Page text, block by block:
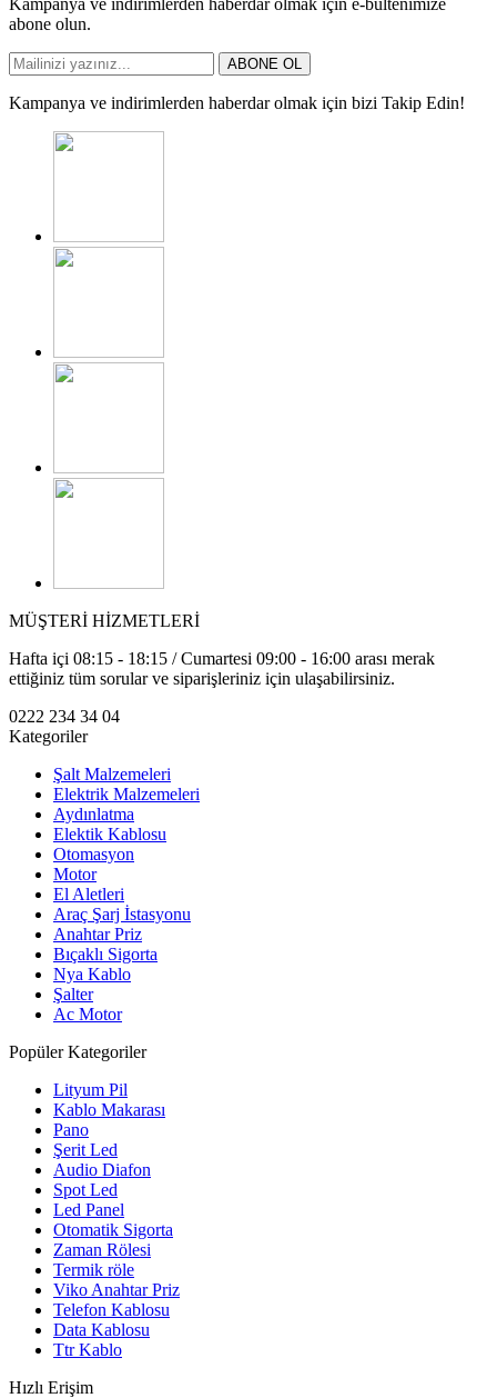
abone olun.
ABONE OL
Kampanya ve indirimlerden haberdar olmak için bizi Takip Edin!
MÜŞTERİ HİZMETLERİ
Hafta içi 08:15 - 18:15 / Cumartesi 09:00 - 16:00 arası merak
ettiğiniz tüm sorular ve siparişleriniz için ulaşabilirsiniz.
0222 234 34 04
Kategoriler
Şalt Malzemeleri
Elektrik Malzemeleri
Aydınlatma
Elektik Kablosu
Otomasyon
Motor
El Aletleri
Araç Şarj İstasyonu
Anahtar Priz
Bıçaklı Sigorta
Nya Kablo
Şalter
Ac Motor
Popüler Kategoriler
Lityum Pil
Kablo Makarası
Pano
Şerit Led
Audio Diafon
Spot Led
Led Panel
Otomatik Sigorta
Zaman Rölesi
Termik röle
Viko Anahtar Priz
Telefon Kablosu
Data Kablosu
Ttr Kablo
Hızlı Erişim